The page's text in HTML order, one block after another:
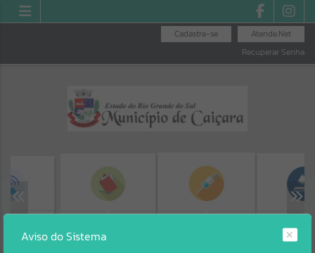
Atende.Net
Cadastre-se
Recuperar Senha
Aviso do Sistema
Erro